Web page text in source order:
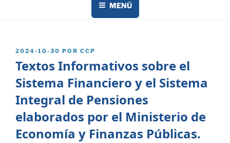
MENÚ
PUBLICADO
2024-10-30 POR CCP
Textos Informativos sobre el
Sistema Financiero y el Sistema
Integral de Pensiones
elaborados por el Ministerio de
Economía y Finanzas Públicas.